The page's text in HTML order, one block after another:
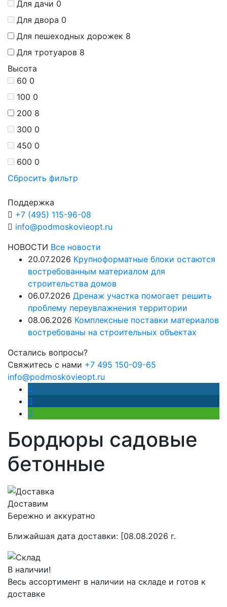
Для дачи 0
Для двора 0
Для пешеходных дорожек 8
Для тротуаров 8
Высота
60 0
100 0
200 8
300 0
450 0
600 0
Сбросить фильтр
Поддержка
+7 (495) 115-96-08
info@podmoskovieopt.ru
НОВОСТИ Все новости
20.07.2026 Крупноформатные блоки остаются
востребованным материалом для
строительства домов
06.07.2026 Дренаж участка помогает решить
проблему переувлажнения территории
08.06.2026 Комплексные поставки материалов
востребованы на строительных объектах
Остались вопросы?
Свяжитесь с нами +7 495 150-09-65
info@podmoskovieopt.ru
Бордюры садовые
бетонные
Доставим
Бережно и аккуратно
Ближайшая дата доставки: [08.08.2026 г.
В наличии!
Весь ассортимент в наличии на складе и готов к
доставке